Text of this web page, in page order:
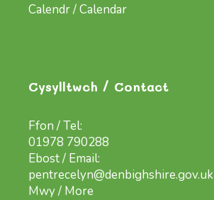
Calendr / Calendar
Cysylltwch / Contact
Ffon / Tel:
01978 790288
Ebost / Email:
pentrecelyn@denbighshire.gov.uk
Mwy / More